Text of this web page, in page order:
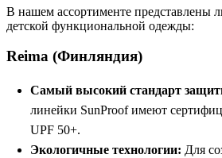
В нашем ассортименте представлены
детской функциональной одежды:
Reima (Финляндия)
Самый высокий стандарт
линейки SunProof имеют
UPF 50+.
Экологичные технологии: Для